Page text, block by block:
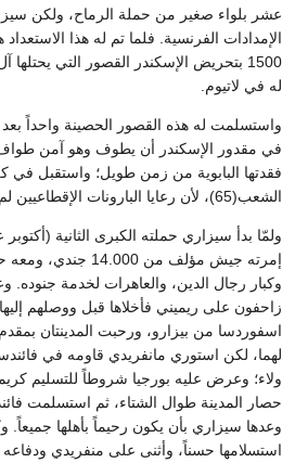
عشر بلواء صغير من حملة الرماح، ولكن
الإمدادات الفرنسية. فلما تم له هذا
1500 بتحريض الإسكندر القصور التي
له في لاتيوم.
واستسلمت له هذه القصور الحصينة واحداً
في مقدور الإسكندر أن يطوف وهو آمن طواف
فقدتها البابوية من زمن طويل؛ واستقبل في
الشعب(65)، لأن رعايا البارونات الإقطاعيين لم يكونوا يحبونهم.
إمرته جيش مؤلف من
وكبار رجال الدين، والعاهرات لخدمة جنوده.
زاحفون على ريميني فأخلاها قبل ووصلهم
اسفوردسا من بيزارو، ورحبت المدينتان
لهما، لكن استوري مانفريدي قاومه في
ولاء؛ وعرض عليه بورجيا شروطاً للتسليم
حصار المدينة طوال الشتاء، ثم استسلمت
وعدها سيزاري بأن يكون رحيماً بأهلها جميعاً.
استسلامها حسناً، وأثنى على منفريدي ودفاعه